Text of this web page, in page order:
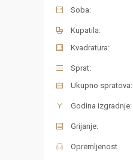
Soba:
Kupatila:
Kvadratura:
Sprat:
Ukupno spratova:
Godina izgradnje:
Grijanje:
Opremljenost